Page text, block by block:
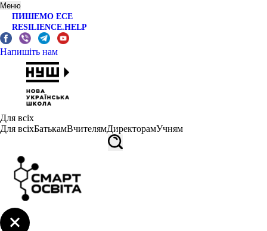
Меню
ПИШЕМО ЕСЕ
RESILIENCE.HELP
Напишіть нам
Для всіх
Для всіхБатькамВчителямДиректорамУчням